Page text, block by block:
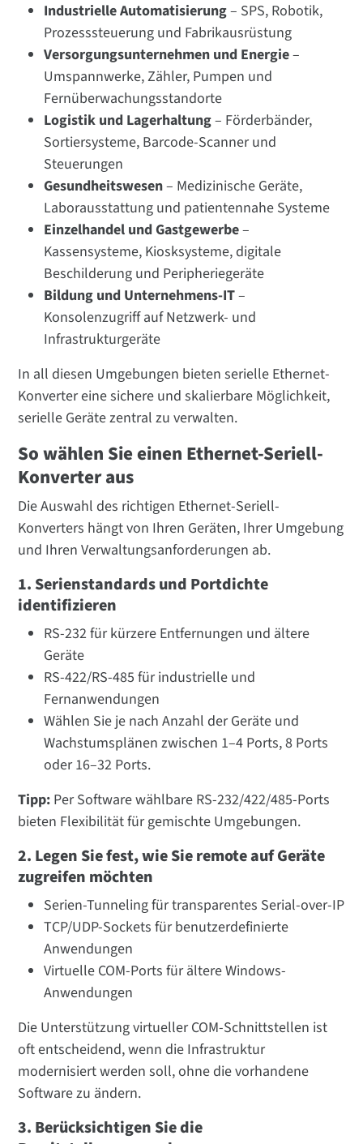
Industrielle Automatisierung– SPS, Robotik,
Prozesssteuerung und Fabrikausrüstung
Versorgungsunternehmen und Energie–
Umspannwerke, Zähler, Pumpen und
Fernüberwachungsstandorte
Logistik und Lagerhaltung– Förderbänder,
Sortiersysteme, Barcode-Scanner und
Steuerungen
Gesundheitswesen– Medizinische Geräte,
Laborausstattung und patientennahe Systeme
Einzelhandel und Gastgewerbe–
Kassensysteme, Kiosksysteme, digitale
Beschilderung und Peripheriegeräte
Bildung und Unternehmens-IT–
Konsolenzugriff auf Netzwerk- und
Infrastrukturgeräte
In all diesen Umgebungen bieten serielle Ethernet-
Konverter eine sichere und skalierbare Möglichkeit,
serielle Geräte zentral zu verwalten.
So wählen Sie einen Ethernet-Seriell-
Konverter aus
Die Auswahl des richtigen Ethernet-Seriell-
Konverters hängt von Ihren Geräten, Ihrer Umgebung
und Ihren Verwaltungsanforderungen ab.
1. Serienstandards und Portdichte
identifizieren
RS-232 für kürzere Entfernungen und ältere
Geräte
RS-422/RS-485 für industrielle und
Fernanwendungen
Wählen Sie je nach Anzahl der Geräte und
Wachstumsplänen zwischen 1–4 Ports, 8 Ports
oder 16–32 Ports.
Tipp: Per Software wählbare RS-232/422/485-Ports
bieten Flexibilität für gemischte Umgebungen.
2. Legen Sie fest, wie Sie remote auf Geräte
zugreifen möchten
Serien-Tunneling für transparentes Serial-over-IP
TCP/UDP-Sockets für benutzerdefinierte
Anwendungen
Virtuelle COM-Ports für ältere Windows-
Anwendungen
Die Unterstützung virtueller COM-Schnittstellen ist
oft entscheidend, wenn die Infrastruktur
modernisiert werden soll, ohne die vorhandene
Software zu ändern.
3. Berücksichtigen Sie die